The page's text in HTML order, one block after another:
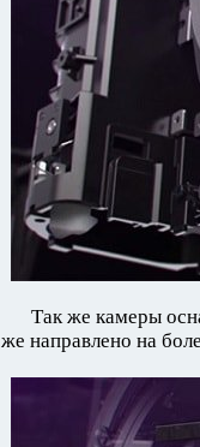
Так же камеры
же направлено на